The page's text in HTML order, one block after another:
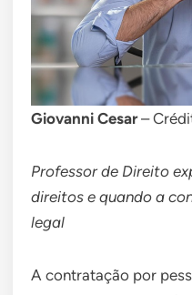
Giovanni Cesar–
Professor de Direito
direitos e quando a
legal
A contratação por